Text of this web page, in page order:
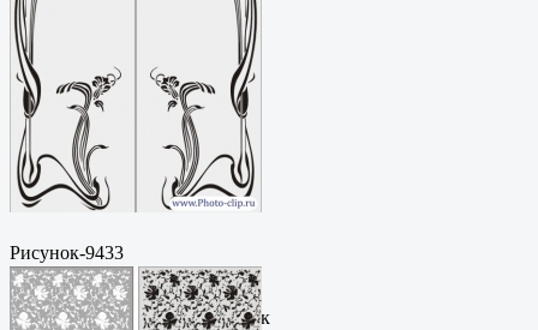
Рисунок-9433
Пескоструйный
рисунокФормат: cdrЦена: 200
руб.Метки: векторный рисунок